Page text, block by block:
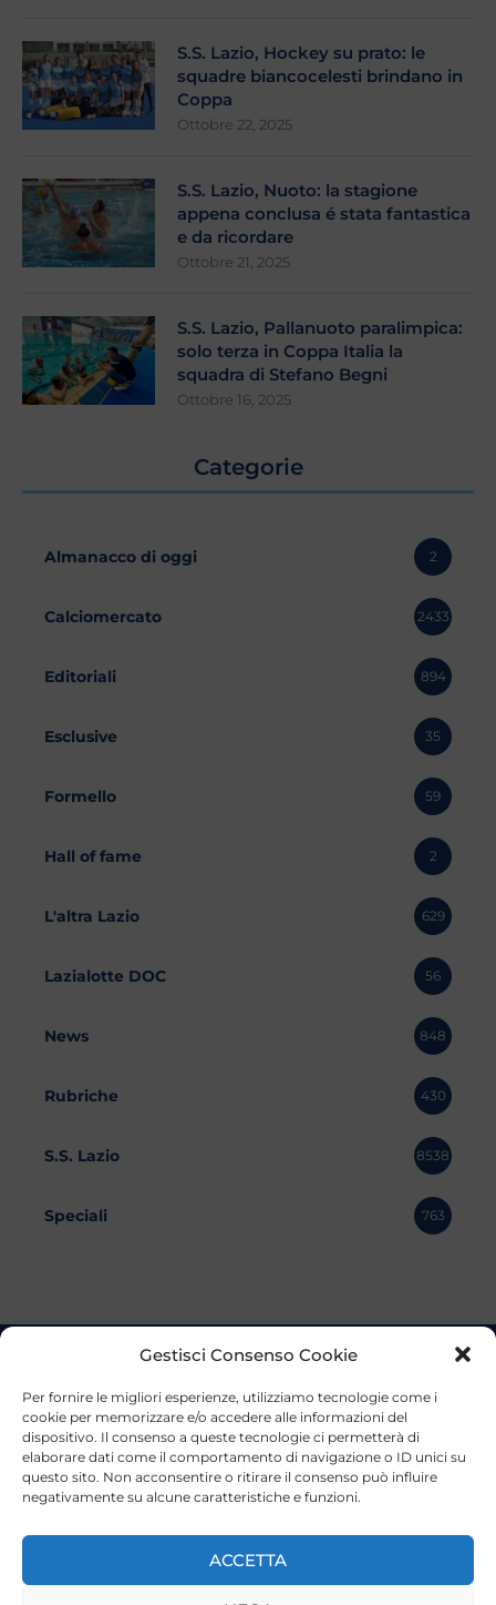
Gestisci Consenso Cookie
Per fornire le migliori esperienze, utilizziamo tecnologie come i
cookie per memorizzare e/o accedere alle informazioni del
dispositivo. Il consenso a queste tecnologie ci permetterà di
elaborare dati come il comportamento di navigazione o ID unici su
questo sito. Non acconsentire o ritirare il consenso può influire
negativamente su alcune caratteristiche e funzioni.
ACCETTA
S.S. Lazio, Hockey su prato: le
squadre biancocelesti brindano in
Coppa
Ottobre 22, 2025
S.S. Lazio, Nuoto: la stagione
appena conclusa é stata fantastica
e da ricordare
Ottobre 21, 2025
S.S. Lazio, Pallanuoto paralimpica:
solo terza in Coppa Italia la
squadra di Stefano Begni
Ottobre 16, 2025
Categorie
Almanacco di oggi 2
Calciomercato 2433
Editoriali 894
Esclusive 35
Formello 59
Hall of fame 2
L'altra Lazio 629
Lazialotte DOC 56
News 848
Rubriche 430
S.S. Lazio 8538
Speciali 763